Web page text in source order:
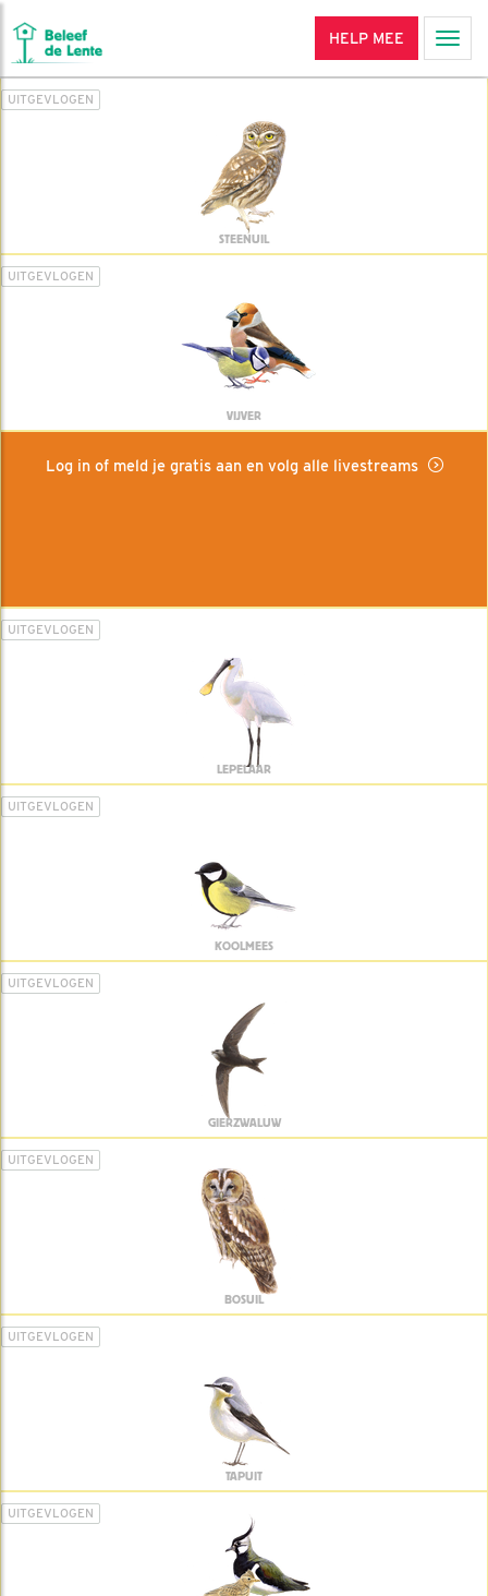
HELP MEE
UITGEVLOGEN
STEENUIL
UITGEVLOGEN
VIJVER
Log in of meld je gratis aan en volg alle livestreams
UITGEVLOGEN
LEPELAAR
UITGEVLOGEN
KOOLMEES
UITGEVLOGEN
GIERZWALUW
UITGEVLOGEN
BOSUIL
UITGEVLOGEN
TAPUIT
UITGEVLOGEN